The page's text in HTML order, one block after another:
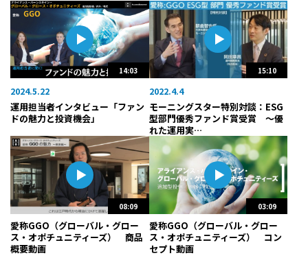
14:03
2024.5.22
運用担当者インタビュー「ファン
ドの魅力と投資機会」
15:10
2022.4.4
モーニングスター特別対談：ESG
型部門優秀ファンド賞受賞 〜優
れた運用実…
08:09
愛称GGO（グローバル・グロー
ス・オポチュニティーズ） 商品
概要動画
03:09
愛称GGO（グローバル・グロー
ス・オポチュニティーズ） コン
セプト動画